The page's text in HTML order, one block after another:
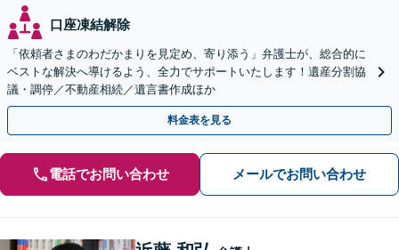
口座凍結解除
「依頼者さまのわだかまりを見定め、寄り添う」弁護士が、総合的に
ベストな解決へ導けるよう、全力でサポートいたします！遺産分割協
議・調停／不動産相続／遺言書作成ほか
料金表を見る
電話でお問い合わせ メールでお問い合わせ